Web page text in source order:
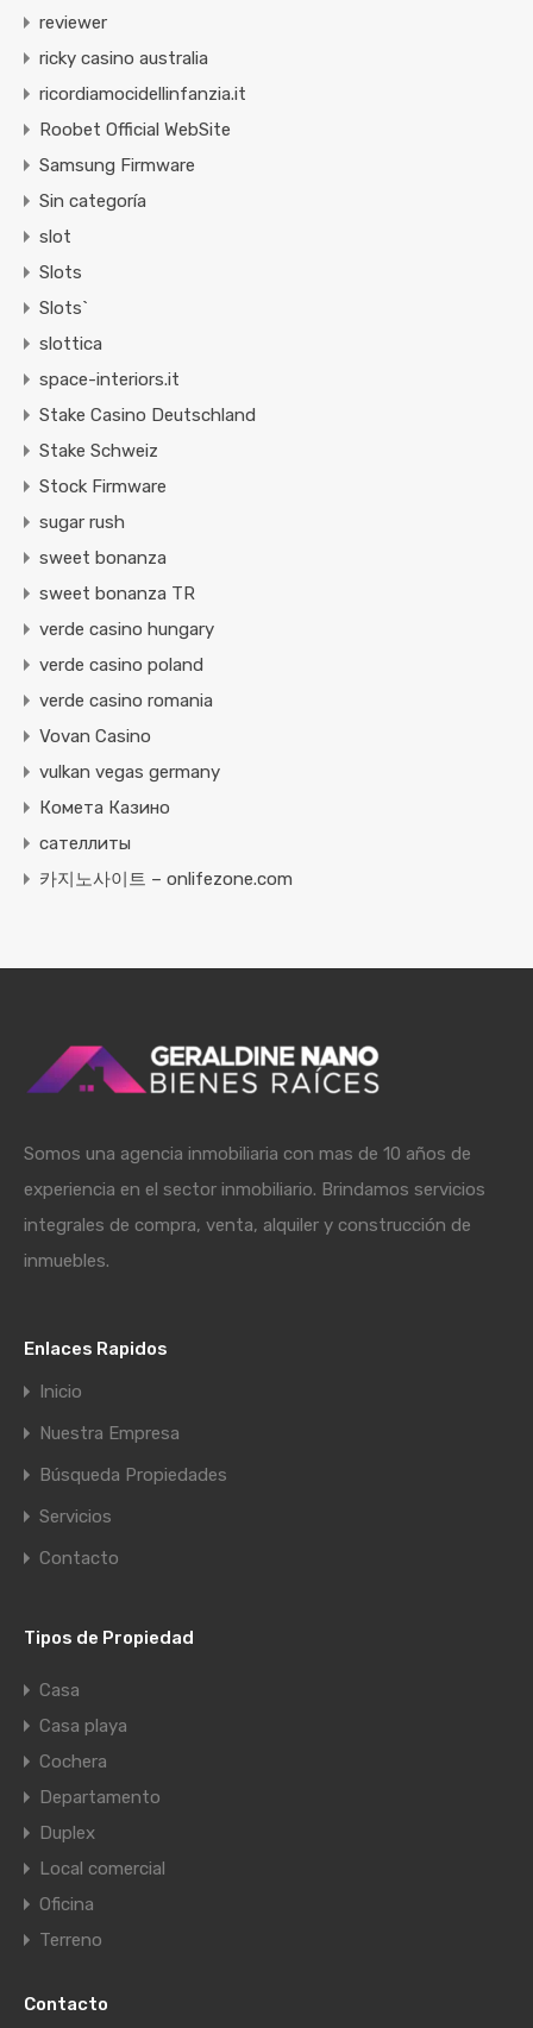
reviewer
ricky casino australia
ricordiamocidellinfanzia.it
Roobet Official WebSite
Samsung Firmware
Sin categoría
slot
Slots
Slots`
slottica
space-interiors.it
Stake Casino Deutschland
Stake Schweiz
Stock Firmware
sugar rush
sweet bonanza
sweet bonanza TR
verde casino hungary
verde casino poland
verde casino romania
Vovan Casino
vulkan vegas germany
Комета Казино
сателлиты
카지노사이트 – onlifezone.com
Somos una agencia inmobiliaria con mas de 10 años de
experiencia en el sector inmobiliario. Brindamos servicios
integrales de compra, venta, alquiler y construcción de
inmuebles.
Enlaces Rapidos
Inicio
Nuestra Empresa
Búsqueda Propiedades
Servicios
Contacto
Tipos de Propiedad
Casa
Casa playa
Cochera
Departamento
Duplex
Local comercial
Oficina
Terreno
Contacto